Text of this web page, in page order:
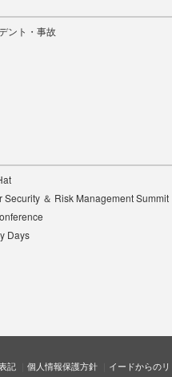
ント・事故
Security ＆ Risk Management Summit
Days
記 個人情報保護方針 イードからの